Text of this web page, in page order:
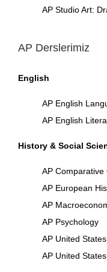
AP Studio Art:
AP Derslerimiz
English
AP English
AP English
History & Social
AP
AP European
AP
AP Psychology
AP United
AP United